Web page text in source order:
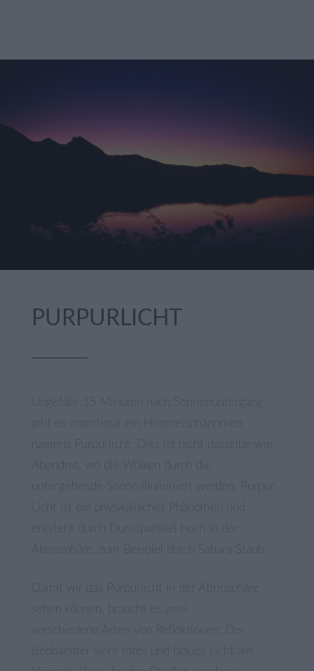
PURPURLICHT
Ungefähr 15 Minuten nach Sonnenuntergang
gibt es manchmal ein Himmelsphänomen
namens Purpurlicht. Dies ist nicht dasselbe wie
Abendrot, wo die Wolken durch die
untergehende Sonne illuminiert werden. Purpur-
Licht ist ein physikalisches Phänomen und
Atmosphäre, zum Beispiel durch Sahara Staub.
Damit wir das Purpurlicht in der Atmosphäre
sehen können, braucht es zwei
verschiedene Arten von Reflektionen: Der